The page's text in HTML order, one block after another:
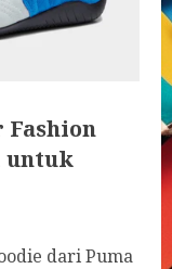
Fashion
untuk
dari Puma